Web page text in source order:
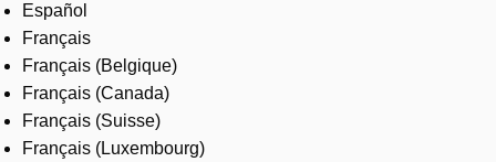
Español
Français
Français (Belgique)
Français (Canada)
Français (Suisse)
Français (Luxembourg)